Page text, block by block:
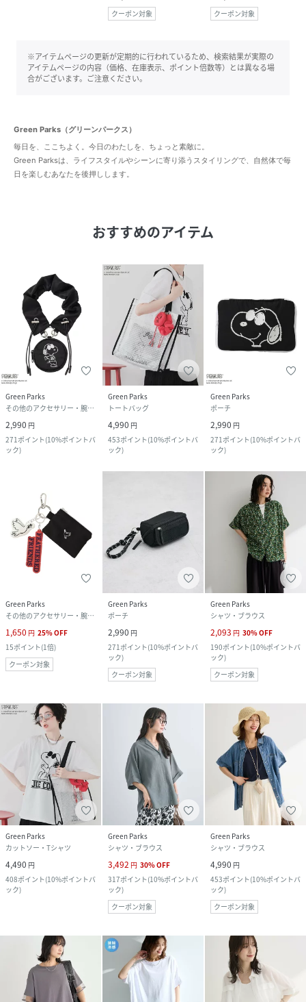
クーポン対象
クーポン対象
※アイテムページの更新が定期的に行われているため、検索結果が実際の
アイテムページの内容（価格、在庫表示、ポイント倍数等）とは異なる場
合がございます。ご注意ください。
Green Parks（グリーンパークス）
毎日を、ここちよく。今日のわたしを、ちょっと素敵に。
Green Parksは、ライフスタイルやシーンに寄り添うスタイリングで、自然体で毎
日を楽しむあなたを後押しします。
おすすめのアイテム
Green Parks
その他のアクセサリー・腕時計
2,990 円
271ポイント(10%ポイントバ
ック)
Green Parks
トートバッグ
4,990 円
453ポイント(10%ポイントバ
ック)
Green Parks
ポーチ
2,990 円
271ポイント(10%ポイントバ
ック)
Green Parks
その他のアクセサリー・腕時計
1,650 円 25%OFF
15ポイント(1倍)
クーポン対象
Green Parks
ポーチ
2,990 円
271ポイント(10%ポイントバ
ック)
クーポン対象
Green Parks
シャツ・ブラウス
2,093 円 30%OFF
190ポイント(10%ポイントバ
ック)
クーポン対象
Green Parks
カットソー・Tシャツ
4,490 円
408ポイント(10%ポイントバ
ック)
Green Parks
シャツ・ブラウス
3,492 円 30%OFF
317ポイント(10%ポイントバ
ック)
クーポン対象
Green Parks
シャツ・ブラウス
4,990 円
453ポイント(10%ポイントバ
ック)
クーポン対象